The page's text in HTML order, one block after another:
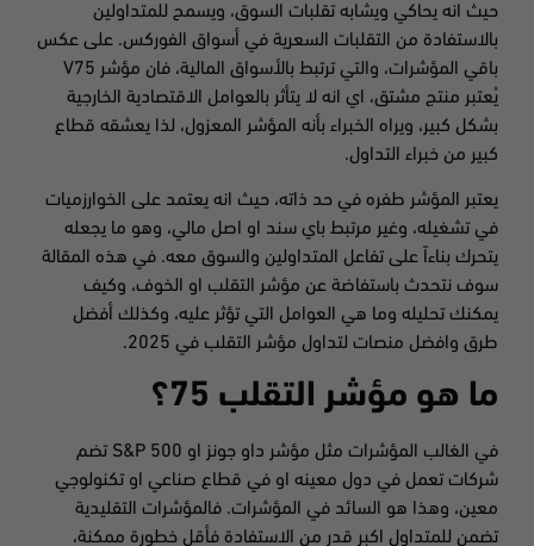
حيث انه يحاكي ويشابه تقلبات السوق، ويسمح للمتداولين
بالاستفادة من التقلبات السعرية في أسواق الفوركس. على عكس
باقي المؤشرات، والتي ترتبط بالأسواق المالية، فان مؤشر V75
يُعتبر منتج مشتق، اي انه لا يتأثر بالعوامل الاقتصادية الخارجية
بشكل كبير، ويراه الخبراء بأنه المؤشر المعزول، لذا يعشقه قطاع
كبير من خبراء التداول.
يعتبر المؤشر طفره في حد ذاته، حيث انه يعتمد على الخوارزميات
في تشغيله، وغير مرتبط باي سند او اصل مالي، وهو ما يجعله
يتحرك بناءاً على تفاعل المتداولين والسوق معه. في هذه المقالة
سوف نتحدث باستفاضة عن مؤشر التقلب او الخوف، وكيف
يمكنك تحليله وما هي العوامل التي تؤثر عليه، وكذلك أفضل
طرق وافضل منصات لتداول مؤشر التقلب في 2025.
ما هو مؤشر التقلب 75؟
في الغالب المؤشرات مثل مؤشر داو جونز او S&P 500 تضم
شركات تعمل في دول معينه او في قطاع صناعي او تكنولوجي
معين، وهذا هو السائد في المؤشرات. فالمؤشرات التقليدية
تضمن للمتداول اكبر قدر من الاستفادة فأقل خطورة ممكنة،